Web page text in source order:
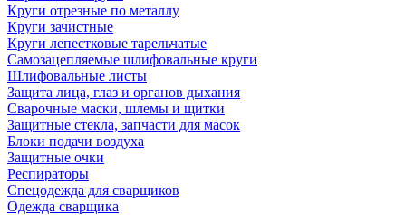
Круги отрезные по металлу
Круги зачистные
Круги лепестковые тарельчатые
Самозацепляемые шлифовальные круги
Шлифовальные листы
Защита лица, глаз и органов дыхания
Сварочные маски, шлемы и щитки
Защитные стекла, запчасти для масок
Блоки подачи воздуха
Защитные очки
Респираторы
Спецодежда для сварщиков
Одежда сварщика